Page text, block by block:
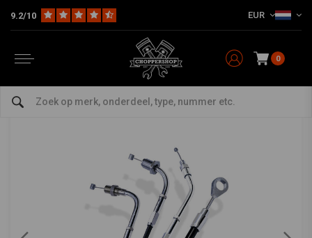
9.2/10 EUR
0
Koppelingskabel 65 3/4 Inch | Zwart
bekijk alles van Barnett
Koppelingskabel 65 3/4 Inch | Zwart